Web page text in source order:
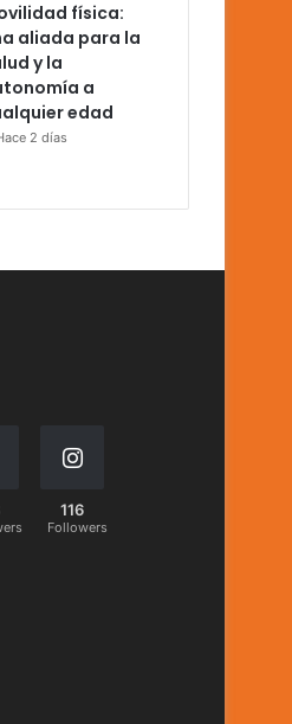
física:
aliada para la
y la
a
edad
2 días
116
Followers